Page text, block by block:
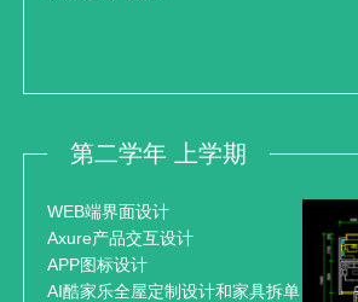
WEB端界面设计
Axure产品交互设计
APP图标设计
AI酷家乐全屋定制设计和家具拆单
第二学年 上学期